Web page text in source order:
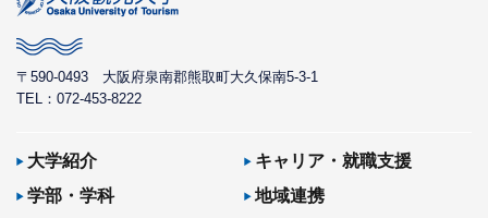
〒590-0493 大阪府泉南郡熊取町大久保南5-3-1
TEL：072-453-8222
大学紹介
キャリア・就職支援
学部・学科
地域連携